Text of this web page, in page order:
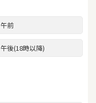
午前
午後(18時以降)